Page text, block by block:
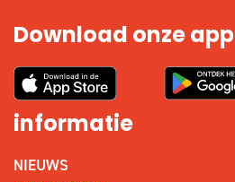
Download onze app
informatie
NIEUWS